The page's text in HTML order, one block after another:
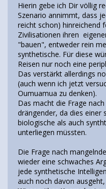
Hierin gebe ich Dir völlig
Szenario annimmt, dass
reicht schon) hinreichend
Zivilisationen ihren
"bauen", entweder rein
synthetische. Für diese
Reisen nur noch eine
Das verstärkt allerdings
(auch wenn ich jetzt
Oumuamua zu denken).
Das macht die Frage
drängender, da dies einer
biologische als auch
unterliegen müssten.
Die Frage nach
wieder eine schwaches
jede synthetische
auch noch davon